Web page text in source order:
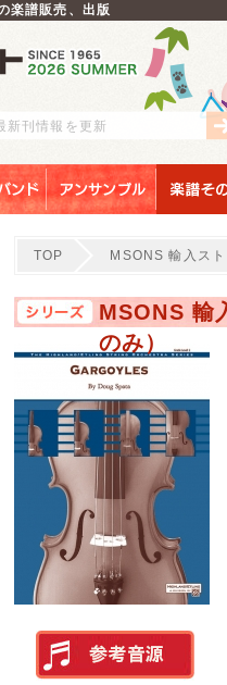
楽譜販売、出版
新刊情報を更新
TOP MSONS 輸入ス
MSONS 輸
のみ）